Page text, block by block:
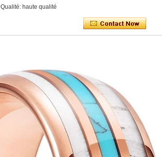
Qualité: haute qualité